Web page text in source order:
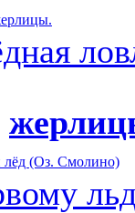
лёд (Оз. Смолино)